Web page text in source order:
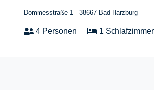
Dommesstraße 1 38667 Bad Harzburg
Personen
4 Schlafzimmer
1